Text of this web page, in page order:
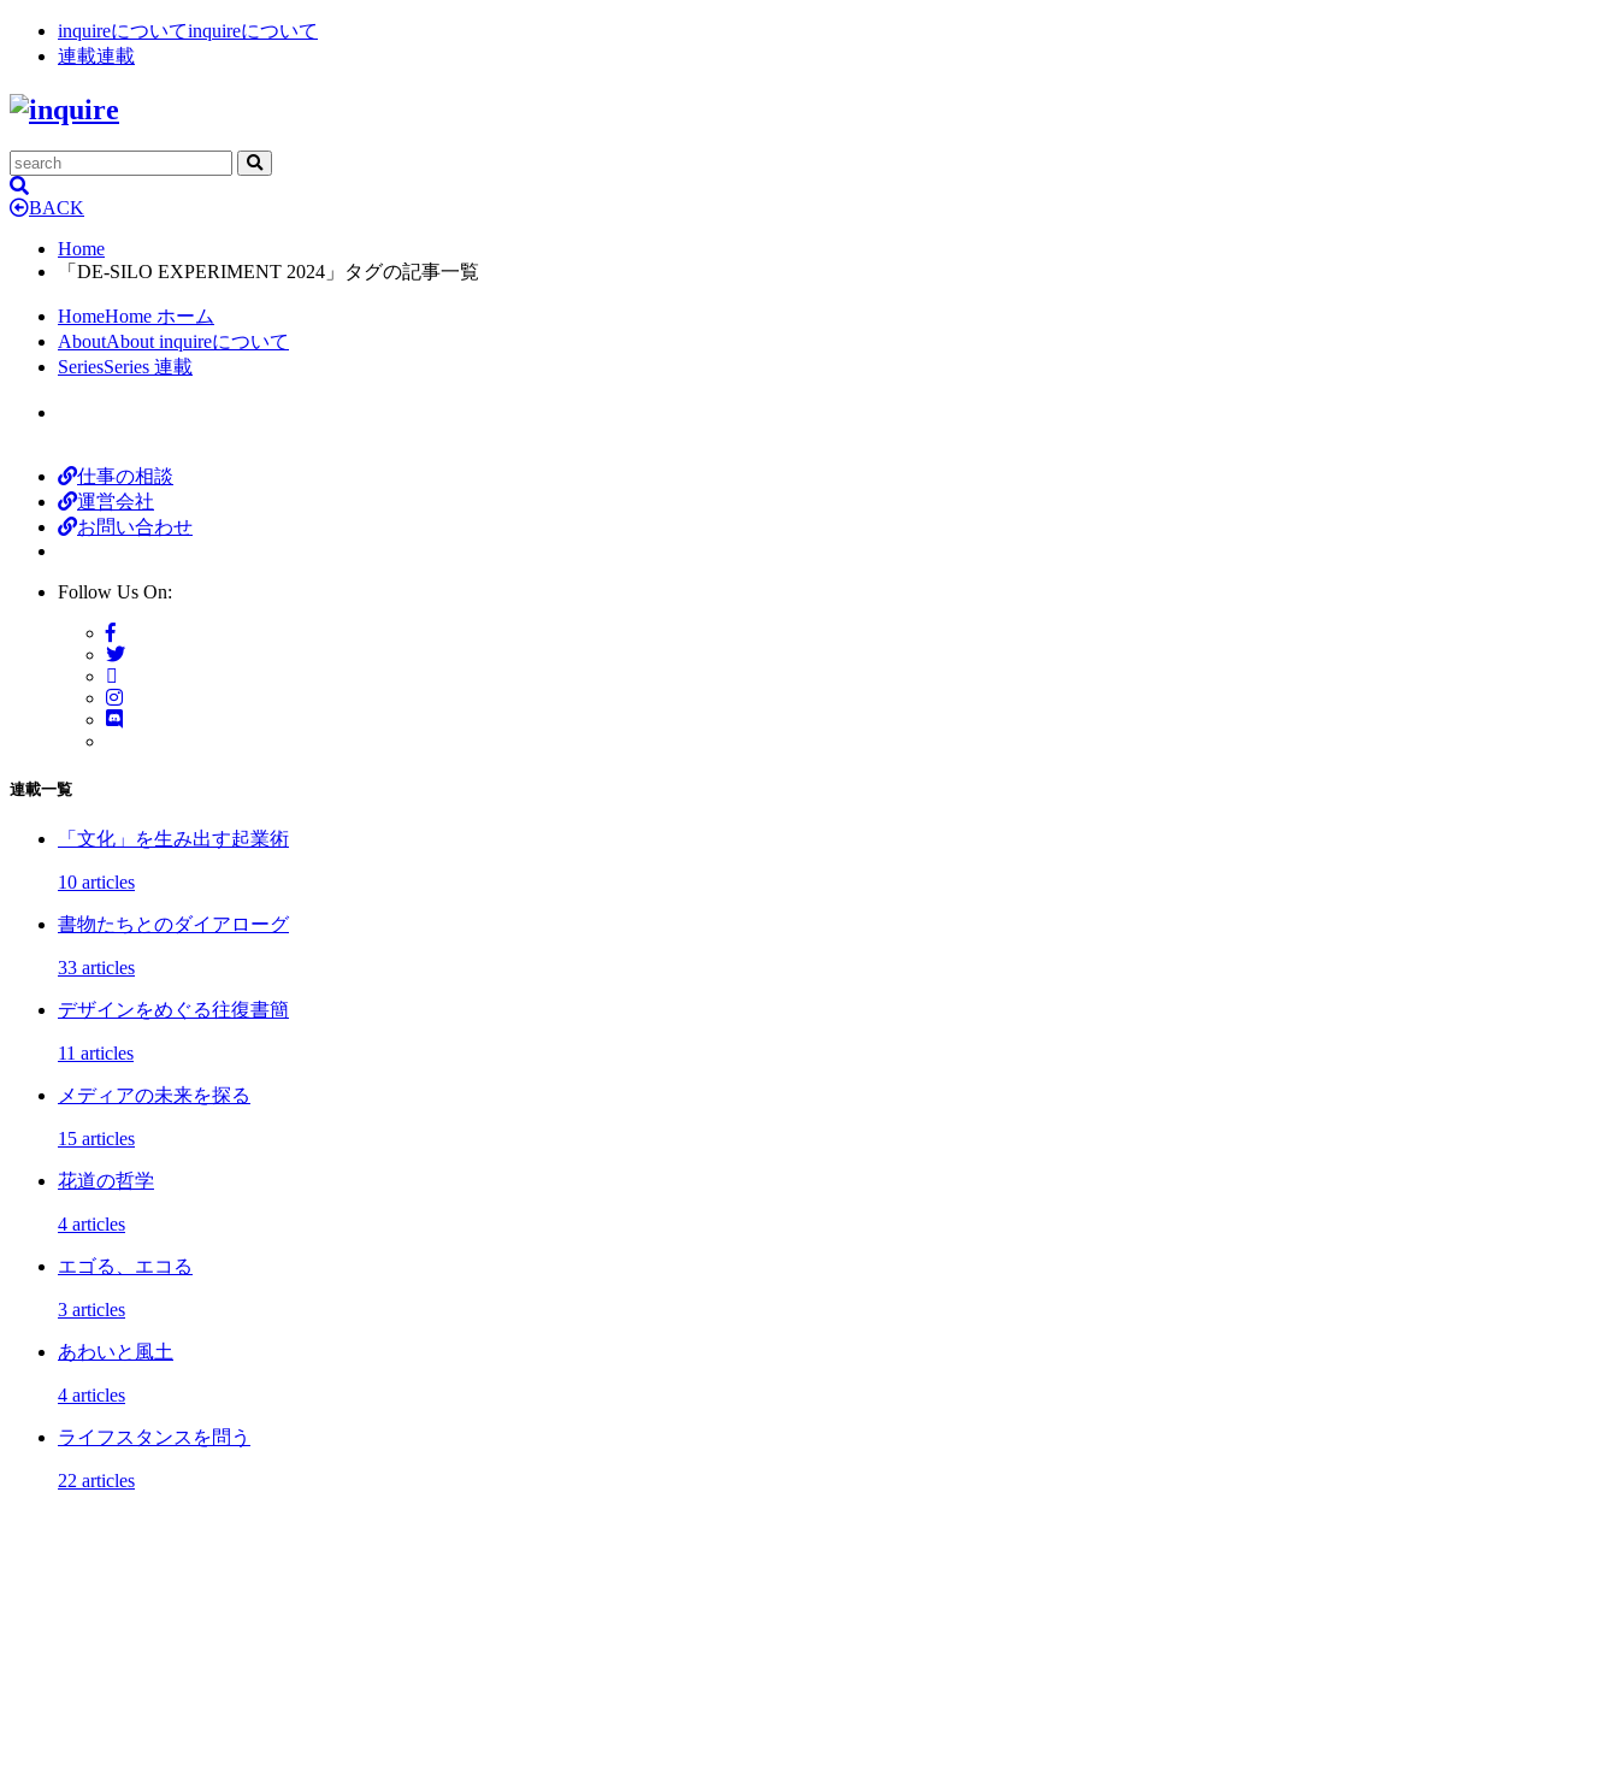
inquireについてinquireについて
連載連載
BACK
Home
「DE-SILO EXPERIMENT 2024」タグの記事一覧
HomeHome ホーム
AboutAbout inquireについて
SeriesSeries 連載
仕事の相談
運営会社
お問い合わせ
Follow Us On:
連載一覧
「文化」を生み出す起業術
10 articles
書物たちとのダイアローグ
33 articles
デザインをめぐる往復書簡
11 articles
メディアの未来を探る
15 articles
花道の哲学
4 articles
エゴる、エコる
3 articles
あわいと風土
4 articles
ライフスタンスを問う
22 articles